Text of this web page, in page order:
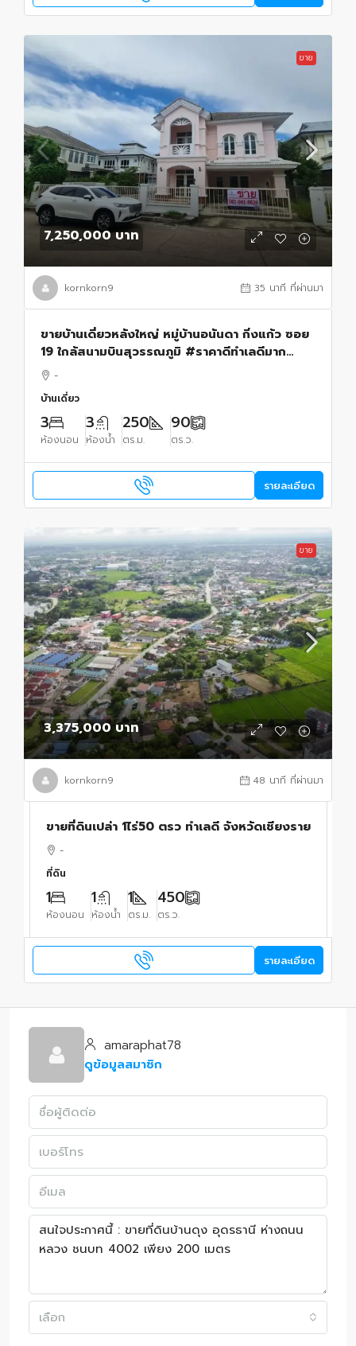
ขาย
7,250,000 บาท
kornkorn9 35 นาที ที่ผ่านมา
ขายบ้านเดี่ยวหลังใหญ่ หมู่บ้านอนันดา กิ่งแก้ว ซอย
19 ใกล้สนามบินสุวรรณภูมิ #ราคาดีทำเลดีมาก
ติดต่อผึ้งรติ0619419639
-
บ้านเดี่ยว
3
ห้องนอน
3
ห้องน้ำ
250
ตร.ม.
90
ตร.ว.
รายละเอียด
ขาย
3,375,000 บาท
kornkorn9 48 นาที ที่ผ่านมา
ขายที่ดินเปล่า 1ไร่50 ตรว ทำเลดี จังหวัดเชียงราย
-
ที่ดิน
1
ห้องนอน
1
ห้องน้ำ
1
ตร.ม.
450
ตร.ว.
รายละเอียด
amaraphat78
ดูข้อมูลสมาชิก
เลือก